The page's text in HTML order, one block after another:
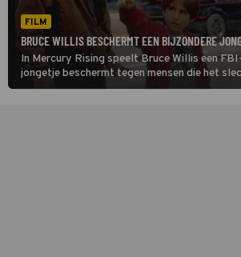
FILM
BRUCE WILLIS BESCHERMT EEN BIJZONDERE
In Mercury Rising speelt Bruce Willis een
jongetje beschermt tegen mensen die het
hebben.